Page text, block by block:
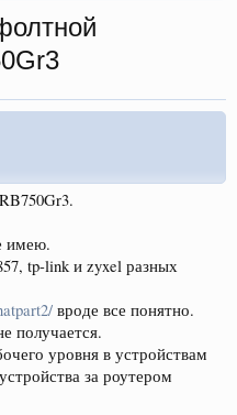
имею.
tp-link и zyxel разных
вроде все понятно.
получается.
уровня в устройствам
за роутером